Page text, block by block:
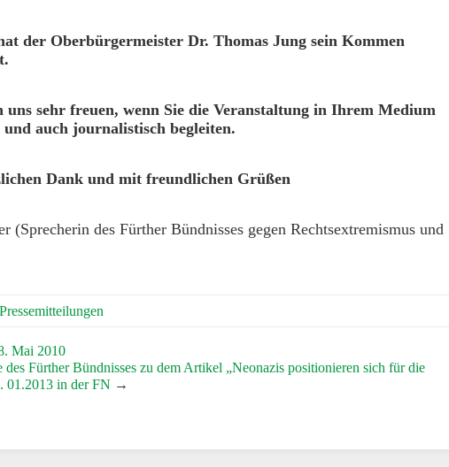
der Oberbürgermeister Dr. Thomas Jung sein Kommen
sehr freuen, wenn Sie die Veranstaltung in Ihrem Medium
auch journalistisch begleiten.
Dank und mit freundlichen Grüßen
(Sprecherin des Fürther Bündnisses gegen Rechtsextremismus und
Pressemitteilungen
Mai 2010
des Fürther Bündnisses zu dem Artikel „Neonazis positionieren sich für die
01.2013 in der FN →